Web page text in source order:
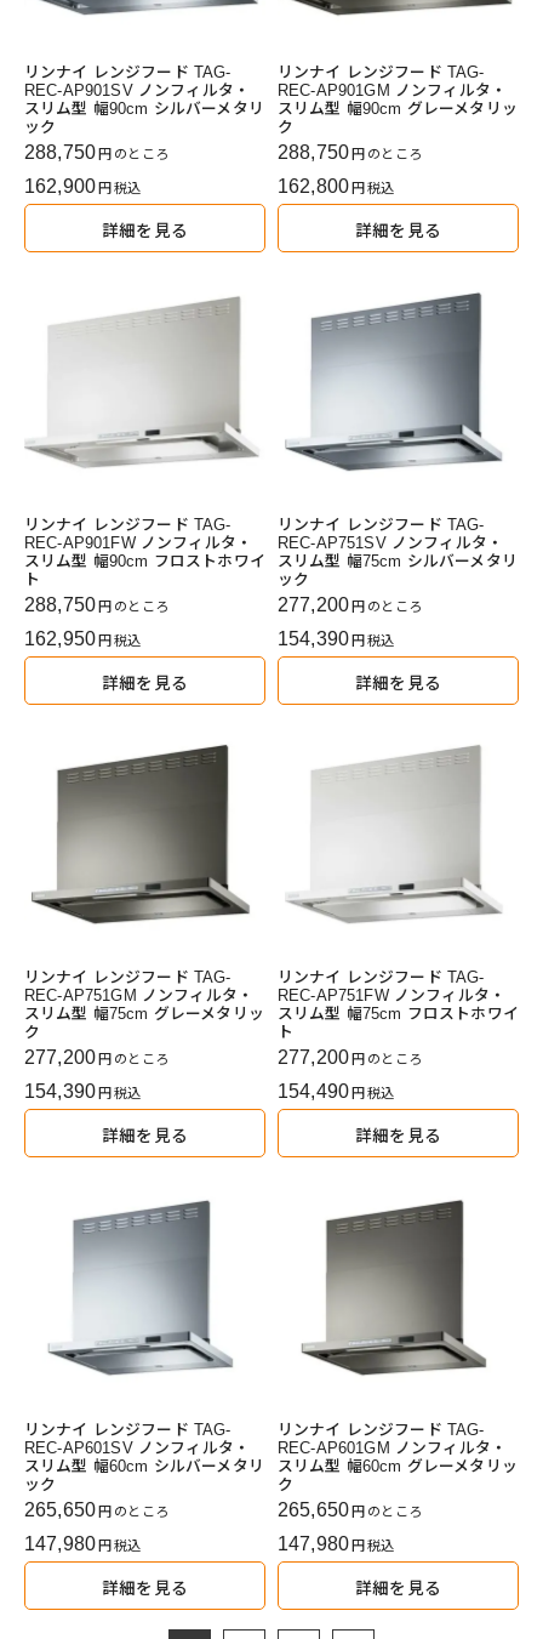
リンナイ レンジフード TAG-
REC-AP901SV ノンフィルタ・
スリム型 幅90cm シルバーメタリ
ック
288,750 のところ
162,900 税込
詳細を見る
リンナイ レンジフード TAG-
REC-AP901GM ノンフィルタ・
スリム型 幅90cm グレーメタリッ
ク
288,750 のところ
162,800 税込
詳細を見る
リンナイ レンジフード TAG-
REC-AP901FW ノンフィルタ・
スリム型 幅90cm フロストホワイ
ト
288,750 のところ
162,950 税込
詳細を見る
リンナイ レンジフード TAG-
REC-AP751SV ノンフィルタ・
スリム型 幅75cm シルバーメタリ
ック
277,200 のところ
154,390 税込
詳細を見る
リンナイ レンジフード TAG-
REC-AP751GM ノンフィルタ・
スリム型 幅75cm グレーメタリッ
ク
277,200 のところ
154,390 税込
詳細を見る
リンナイ レンジフード TAG-
REC-AP751FW ノンフィルタ・
スリム型 幅75cm フロストホワイ
ト
277,200 のところ
154,490 税込
詳細を見る
リンナイ レンジフード TAG-
REC-AP601SV ノンフィルタ・
スリム型 幅60cm シルバーメタリ
ック
265,650 のところ
147,980 税込
詳細を見る
リンナイ レンジフード TAG-
REC-AP601GM ノンフィルタ・
スリム型 幅60cm グレーメタリッ
ク
265,650 のところ
147,980 税込
詳細を見る